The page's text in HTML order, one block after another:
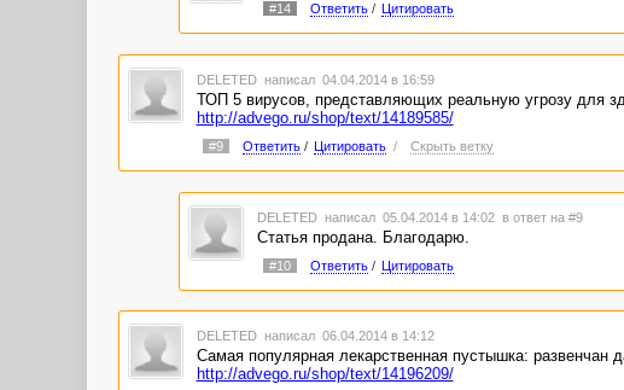
#14 Ответить/ Цитировать
DELETED написал 04.04.2014 в 16:59
ТОП 5 вирусов, представляющих реальную угрозу для
http://advego.ru/shop/text/14189585/
#9 Ответить/ Цитировать / Скрыть ветку
DELETED написал 05.04.2014 в 14:02 в ответ на #9
Статья продана. Благодарю.
#10 Ответить/ Цитировать
DELETED написал 06.04.2014 в 14:12
Самая популярная лекарственная пустышка: развенчан
http://advego.ru/shop/text/14196209/